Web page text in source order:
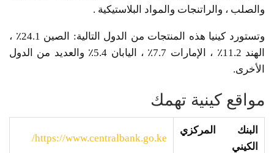
والصلب ، والراتنجات والمواد البلاستيكية .
وتستورد كينيا هذه المنتجات من الدول التالية: الصين 24.1٪ ،
الهند 11.2٪ ، الإمارات 7.7٪ ، اليابان 5.4٪ والعديد من الدول
الأخرى.
مواقع كينية تهمك
البنك المركزي
الكيني
https://www.centralbank.go.ke/